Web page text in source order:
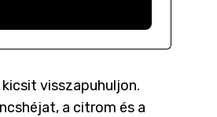
visszapuhuljon.
a citrom és a